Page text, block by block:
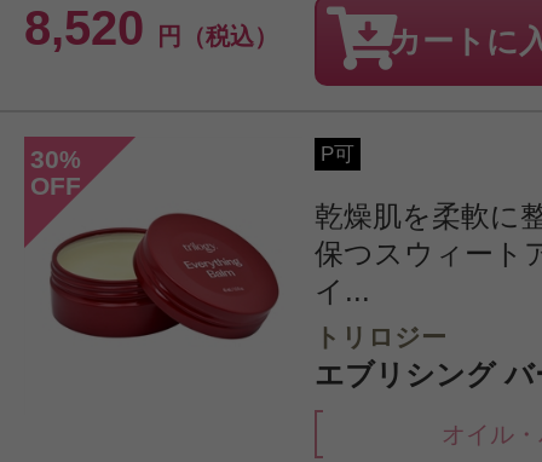
8,520 円（税込） カートに
30%
OFF
P可
乾燥肌を柔軟に
保つスウィート
イ...
トリロジー
エブリシング
オイル